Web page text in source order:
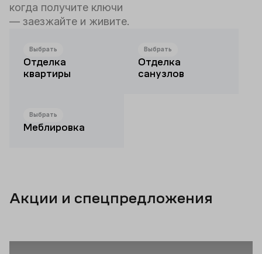
когда получите ключи
— заезжайте и живите.
Выбрать
Отделка
квартиры
Выбрать
Отделка
санузлов
Выбрать
Меблировка
Акции и спецпредложения